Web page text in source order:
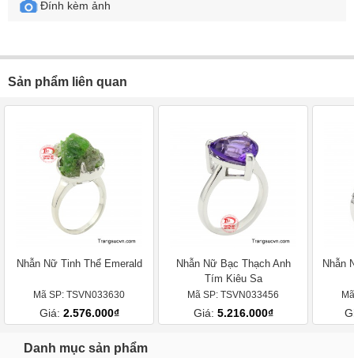
Đính kèm ảnh
Sản phẩm liên quan
Nhẫn Nữ Tinh Thể Emerald
Mã SP: TSVN033630
Giá: 2.576.000₫
Nhẫn Nữ Bạc Thạch Anh
Tím Kiêu Sa
Mã SP: TSVN033456
Giá: 5.216.000₫
Nhẫn
Danh mục sản phẩm